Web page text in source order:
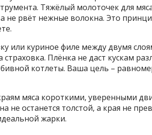
Тяжёлый молоточек для
не рвёт нежные волокна. Это
или куриное филе между двумя
Плёнка не даст кускам
котлеты. Ваша цель –
мяса короткими, уверенными
не останется толстой, а края не
жарки.